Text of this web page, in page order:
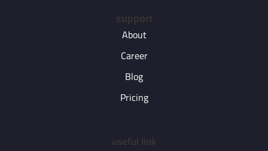
About
Career
Blog
Pricing